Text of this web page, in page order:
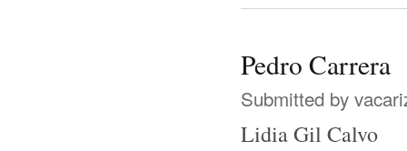
Pedro Carrera
Submitted by
Lidia Gil Calvo